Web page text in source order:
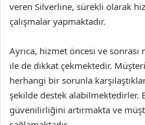
veren Silverline, sürekli olarak
çalışmalar yapmaktadır.
Ayrıca, hizmet öncesi ve
ile de dikkat çekmektedir.
herhangi bir sorunla
şekilde destek alabilmektedirler.
güvenilirliğini artırmakta ve